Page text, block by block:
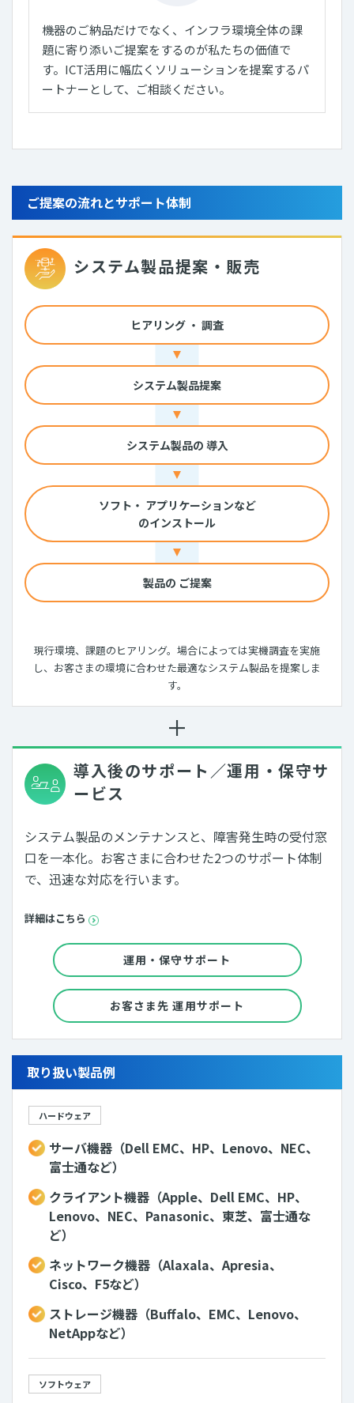
機器のご納品だけでなく、インフラ環境全体の課
題に寄り添いご提案をするのが私たちの価値で
す。ICT活用に幅広くソリューションを提案するパ
ートナーとして、ご相談ください。
ご提案の流れとサポート体制
システム製品提案・販売
ヒアリング ・ 調査
システム製品提案
システム製品の 導入
ソフト・ アプリケーションなど
のインストール
製品の ご提案
現行環境、課題のヒアリング。場合によっては実機調査を実施
し、お客さまの環境に合わせた最適なシステム製品を提案しま
す。
導入後のサポート／運用・保守サ
ービス
システム製品のメンテナンスと、障害発生時の受付窓
口を一本化。お客さまに合わせた2つのサポート体制
で、迅速な対応を行います。
詳細はこちら
運用・保守サポート
お客さま先 運用サポート
取り扱い製品例
ハードウェア
サーバ機器（Dell EMC、HP、Lenovo、NEC、
富士通など）
クライアント機器（Apple、Dell EMC、HP、
Lenovo、NEC、Panasonic、東芝、富士通な
ど）
ネットワーク機器（Alaxala、Apresia、
Cisco、F5など）
ストレージ機器（Buffalo、EMC、Lenovo、
NetAppなど）
ソフトウェア